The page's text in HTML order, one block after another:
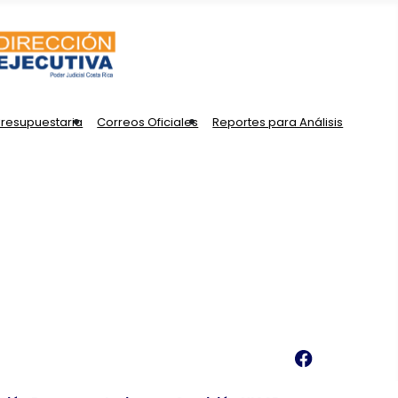
Correos Oficiales Reportes para Análisis
Contable